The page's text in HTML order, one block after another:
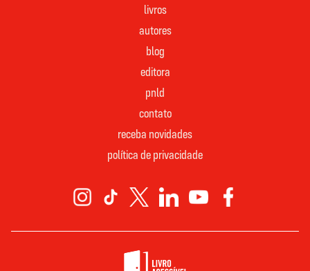
livros
autores
blog
editora
pnld
contato
receba novidades
política de privacidade